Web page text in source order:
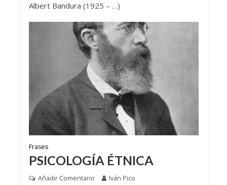
Albert Bandura (1925 – …)
Frases
PSICOLOGÍA ÉTNICA
Añadir Comentario Iván Pico